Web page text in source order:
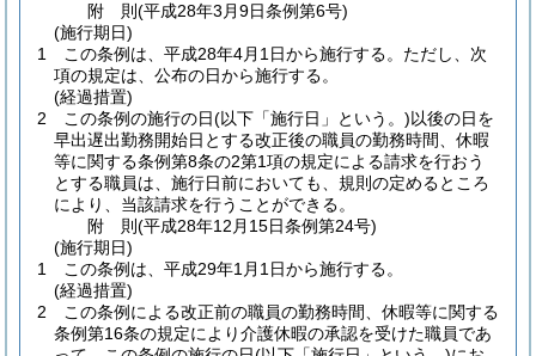
附 則(平成28年3月9日条例第6号)
(施行期日)
1
この条例は、平成28年4月1日から施行する。 ただし、次
項の規定は、公布の日から施行する。
(経過措置)
2
この条例の施行の日(以下「施行日」という。)以後の日を
早出遅出勤務開始日とする改正後の職員の勤務時間、休暇
等に関する条例第8条の2第1項の規定による請求を行おう
とする職員は、施行日前においても、規則の定めるところ
により、当該請求を行うことができる。
附 則(平成28年12月15日条例第24号)
(施行期日)
1
この条例は、平成29年1月1日から施行する。
(経過措置)
2
この条例による改正前の職員の勤務時間、休暇等に関する
条例第16条の規定により介護休暇の承認を受けた職員であ